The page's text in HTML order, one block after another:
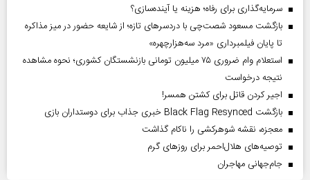
سرمایه‌گذاری برای رفاه؛ هزینه یا آینده‌سازی؟
بازگشت مسعود شصت‌چی با دردسر‌های تازه؛ از شایعه حضور در میز مذاکره
تا پایان فیلمبرداری «مرد سه‌هزارچهره»
استعلام وام ضروری ۷۵ میلیون تومانی بازنشستگان کشوری؛ نحوه مشاهده
نتیجه درخواست
اجیر کردن قاتل برای کشتن همسر!
بازگشت Black Flag Resynced خبری جذاب برای دوستداران بازی
معجزه، نقشه شوهرکشی را ناکام گذاشت
توصیه‌های هلال‌احمر برای روز‌های گرم
جام‌جهانی مهاجران